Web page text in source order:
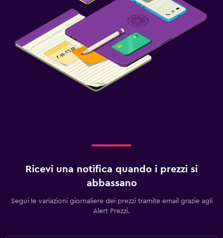
Ricevi una notifica quando i prezzi si
abbassano
Segui le variazioni giornaliere dei prezzi tramite email grazie agli
Alert Prezzi.